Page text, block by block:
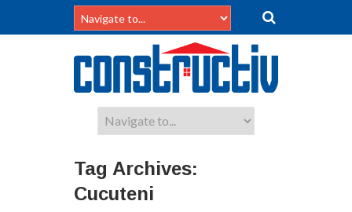
Tag Archives:
Cucuteni